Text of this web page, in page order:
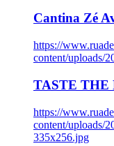
Cantina Zé
https://
content/uploads/
TASTE THE
https://
content/uploads/
335x256.jpg